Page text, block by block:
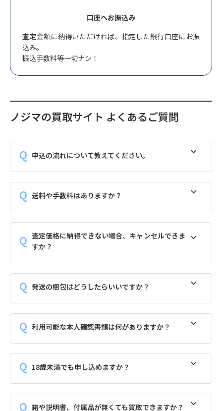
口座へお振込み
査定金額に納得いただければ、指定した銀行口座にお振
込み。
振込手数料等一切ナシ！
ノジマの買取サイト よくあるご質問
申込の流れについて教えてください。
送料や手数料はありますか？
査定価格に納得できない場合、キャンセルできま
すか？
発送の梱包はどうしたらいいですか？
利用可能な本人確認書類は何がありますか？
18歳未満でも申し込めますか？
箱や説明書、付属品が無くても買取できますか？